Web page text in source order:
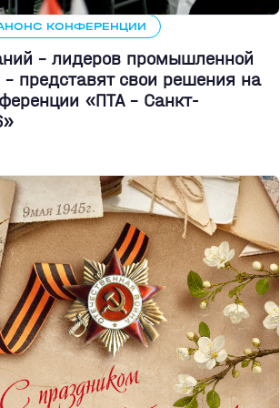
КОНФЕРЕНЦИИ
- лидеров промышленной
- представят свои решения на
«ПТА – Санкт-